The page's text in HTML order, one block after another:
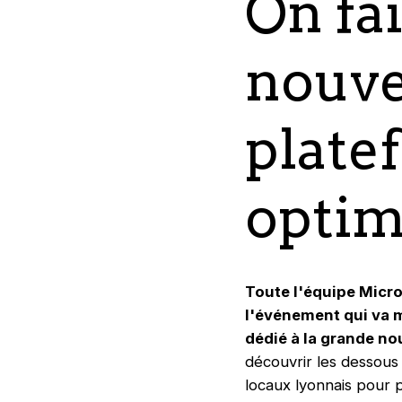
Toute l'équipe
l'événement qui va
dédié à la grande
découvrir les
locaux lyonnais pour